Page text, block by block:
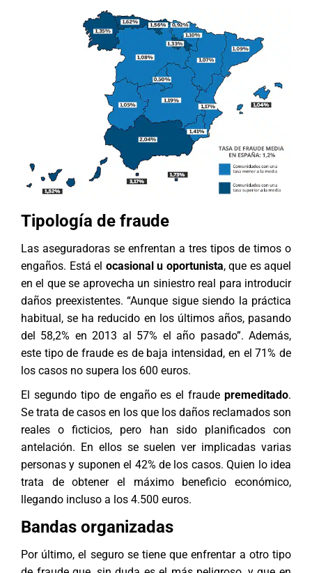
Tipología de fraude
Las aseguradoras se enfrentan a tres tipos de timos o
engaños. Está el ocasional u oportunista, que es aquel
en el que se aprovecha un siniestro real para introducir
daños preexistentes. “Aunque sigue siendo la práctica
habitual, se ha reducido en los últimos años, pasando
del 58,2% en 2013 al 57% el año pasado”. Además,
este tipo de fraude es de baja intensidad, en el 71% de
los casos no supera los 600 euros.
El segundo tipo de engaño es el fraude premeditado.
Se trata de casos en los que los daños reclamados son
reales o ficticios, pero han sido planificados con
antelación. En ellos se suelen ver implicadas varias
personas y suponen el 42% de los casos. Quien lo idea
trata de obtener el máximo beneficio económico,
llegando incluso a los 4.500 euros.
Bandas organizadas
Por último, el seguro se tiene que enfrentar a otro tipo